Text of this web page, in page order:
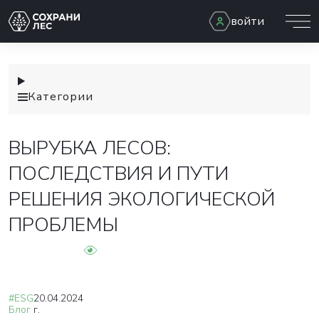
войти
Категории
ВЫРУБКА ЛЕСОВ:
ПОСЛЕДСТВИЯ И ПУТИ
РЕШЕНИЯ ЭКОЛОГИЧЕСКОЙ
ПРОБЛЕМЫ
#ESG
Блог
20.04.2024
г.